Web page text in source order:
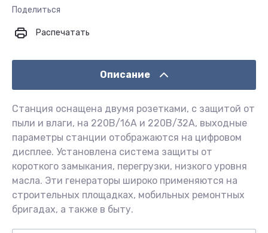
Поделиться
Распечатать
Описание
Станция оснащена двумя розетками, с защитой от
пыли и влаги, на 220В/16А и 220В/32А, выходные
параметры станции отображаются на цифровом
дисплее. Установлена система защиты от
короткого замыкания, перегрузки, низкого уровня
масла. Эти генераторы широко применяются на
строительных площадках, мобильных ремонтных
бригадах, а также в быту.